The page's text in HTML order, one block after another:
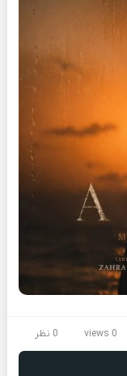
0 views 0 نظر